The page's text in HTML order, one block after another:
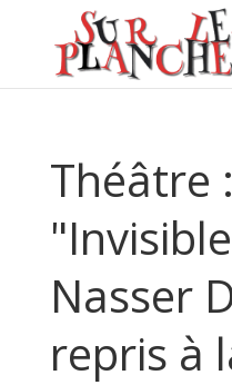
Théâtre :
Nasser
repris à